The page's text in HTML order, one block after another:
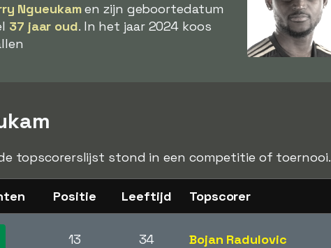
Ngueukamen zijn geboortedatum
37 jaar oud. In het jaar 2024 koos
topscorerslijst stond in een competitie of toernooi.
Positie Leeftijd Topscorer
13 34 Bojan Radulovic